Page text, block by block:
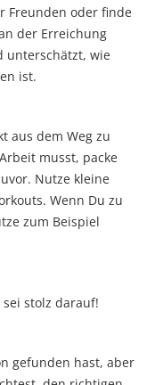
Freunden oder finde
der Erreichung
unterschätzt, wie
ist.
aus dem Weg zu
musst, packe
Nutze kleine
Wenn Du zu
zum Beispiel
stolz darauf!
gefunden hast, aber